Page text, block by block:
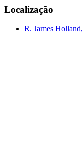
Localização
R. James